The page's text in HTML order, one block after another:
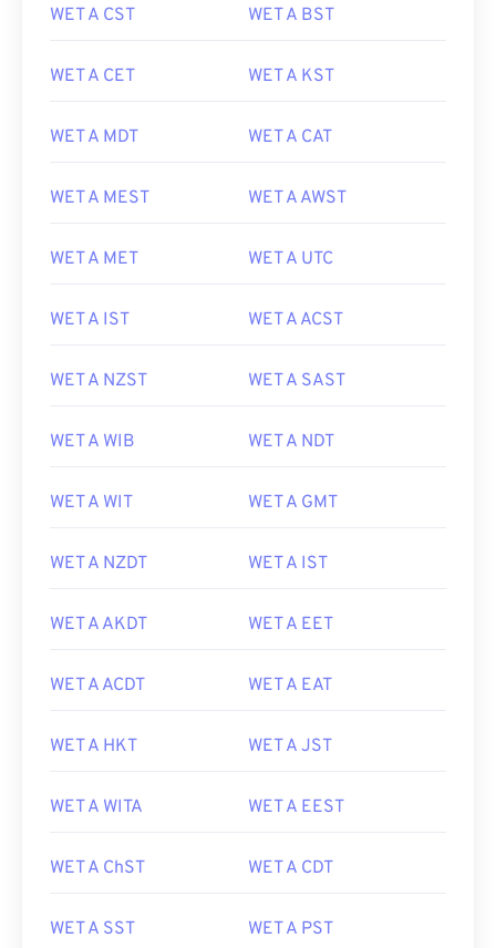
WET A CST WET A BST
WET A CET WET A KST
WET A MDT WET A CAT
WET A MEST WET A AWST
WET A MET WET A UTC
WET A IST WET A ACST
WET A NZST WET A SAST
WET A WIB WET A NDT
WET A WIT WET A GMT
WET A NZDT WET A IST
WET A AKDT WET A EET
WET A ACDT WET A EAT
WET A HKT WET A JST
WET A WITA WET A EEST
WET A ChST WET A CDT
WET A SST WET A PST